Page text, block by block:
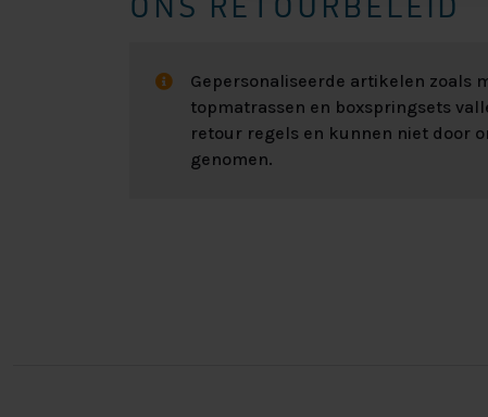
Gepersonaliseerde artikelen zoals
topmatrassen en boxspringsets
retour regels en kunnen niet door
genomen.